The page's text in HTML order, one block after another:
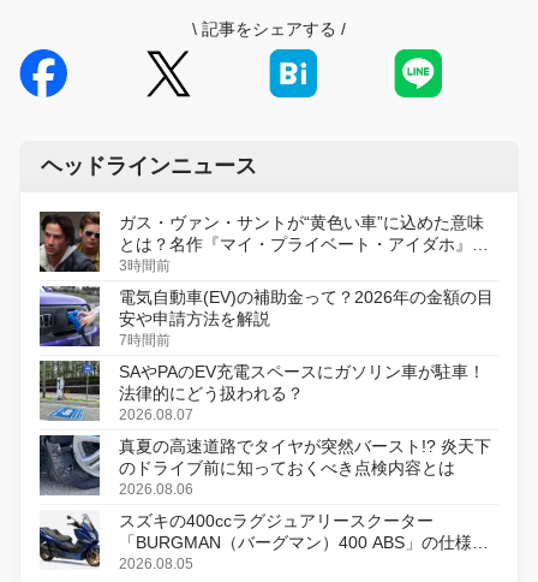
\ 記事をシェアする /
ヘッドラインニュース
ガス・ヴァン・サントが“黄色い車”に込めた意味
とは？名作『マイ・プライベート・アイダホ』が
初のデジタルリマスター版で復活
3時間前
電気自動車(EV)の補助金って？2026年の金額の目
安や申請方法を解説
7時間前
SAやPAのEV充電スペースにガソリン車が駐車！
法律的にどう扱われる？
2026.08.07
真夏の高速道路でタイヤが突然バースト!? 炎天下
のドライブ前に知っておくべき点検内容とは
2026.08.06
スズキの400ccラグジュアリースクーター
「BURGMAN（バーグマン）400 ABS」の仕様を
変更し、8月18日に発売
2026.08.05